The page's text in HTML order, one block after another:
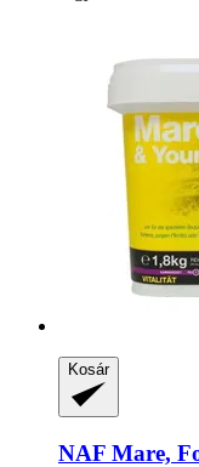
Kosár
NAF Mare,